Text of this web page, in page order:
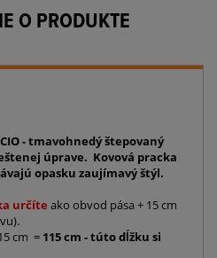
O PRODUKTE
- tmavohnedý štepovaný
úprave. Kovová pracka
opasku zaujímavý štýl.
určíte ako obvod pása + 15 cm
cm = 115 cm - túto dĺžku si